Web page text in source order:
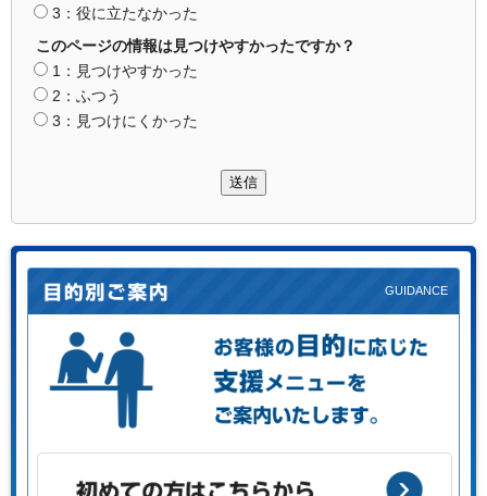
3：役に立たなかった
このページの情報は見つけやすかったですか？
1：見つけやすかった
2：ふつう
3：見つけにくかった
送信
お客様の目的に応じた支援メニューをご案内します。